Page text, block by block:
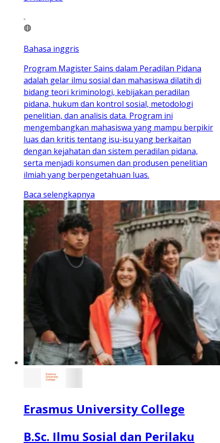
Bahasa inggris
Program Magister Sains dalam Peradilan Pidana
adalah gelar ilmu sosial dan mahasiswa dilatih di
bidang teori kriminologi, kebijakan peradilan
pidana, hukum dan kontrol sosial, metodologi
penelitian, dan analisis data. Program ini
mengembangkan mahasiswa yang mampu berpikir
luas dan kritis tentang isu-isu yang berkaitan
dengan kejahatan dan sistem peradilan pidana,
serta menjadi konsumen dan produsen penelitian
ilmiah yang berpengetahuan luas.
Baca selengkapnya
Erasmus University College
B.Sc. Ilmu Sosial dan Perilaku